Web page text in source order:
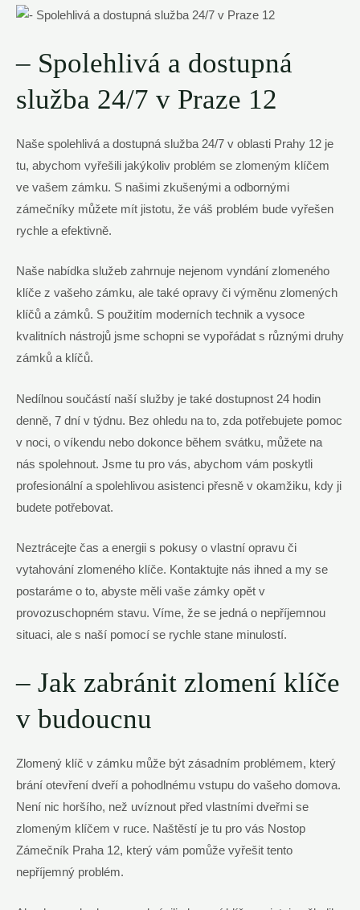
– Spolehlivá a dostupná
služba 24/7 v Praze 12
Naše spolehlivá a dostupná služba 24/7 v oblasti Prahy 12 je
tu, abychom vyřešili jakýkoliv problém se zlomeným klíčem
ve vašem zámku. S našimi zkušenými a odbornými
zámečníky můžete mít jistotu, že váš problém bude vyřešen
rychle a efektivně.
Naše nabídka služeb zahrnuje nejenom vyndání zlomeného
klíče z vašeho zámku, ale také opravy či výměnu zlomených
klíčů a zámků. S použitím moderních technik a vysoce
kvalitních nástrojů jsme schopni se vypořádat s různými druhy
zámků a klíčů.
Nedílnou součástí naší služby je také dostupnost 24 hodin
denně, 7 dní v týdnu. Bez ohledu na to, zda potřebujete pomoc
v noci, o víkendu nebo dokonce během svátku, můžete na
nás spolehnout. Jsme tu pro vás, abychom vám poskytli
profesionální a spolehlivou asistenci přesně v okamžiku, kdy ji
budete potřebovat.
Neztrácejte čas a energii s pokusy o vlastní opravu či
vytahování zlomeného klíče. Kontaktujte nás ihned a my se
postaráme o to, abyste měli vaše zámky opět v
provozuschopném stavu. Víme, že se jedná o nepříjemnou
situaci, ale s naší pomocí se rychle stane minulostí.
– Jak zabránit zlomení klíče
v budoucnu
Zlomený klíč v zámku může být zásadním problémem, který
brání otevření dveří a pohodlnému vstupu do vašeho domova.
Není nic horšího, než uvíznout před vlastními dveřmi se
zlomeným klíčem v ruce. Naštěstí je tu pro vás Nostop
Zámečník Praha 12, který vám pomůže vyřešit tento
nepříjemný problém.